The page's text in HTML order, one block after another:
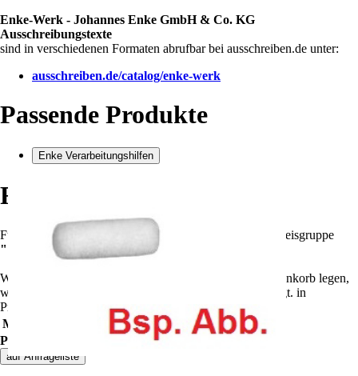
Enke-Werk - Johannes Enke GmbH & Co. KG
Ausschreibungstexte
sind in verschiedenen Formaten abrufbar bei ausschreiben.de unter:
ausschreiben.de/catalog/enke-werk
Passende Produkte
Enke Verarbeitungshilfen
Rabatte
Für die Summe aller Artikel
in Preisgruppe
""
Wenn Sie weitere Artikel dieser Preisgruppe in den Warenkorb legen,
wird der Rabatt automatisch angepasst und dort angezeigt. in
Preisgruppe
gelten folgende Rabatte:
Mindestbestellwert
Rabatt Preis
Preis oder Lieferkosten zu hoch?
auf Anfrageliste